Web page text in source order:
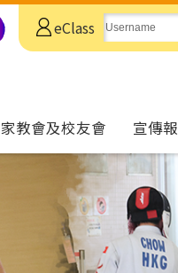
eClass
家教會及校友會 宣傳